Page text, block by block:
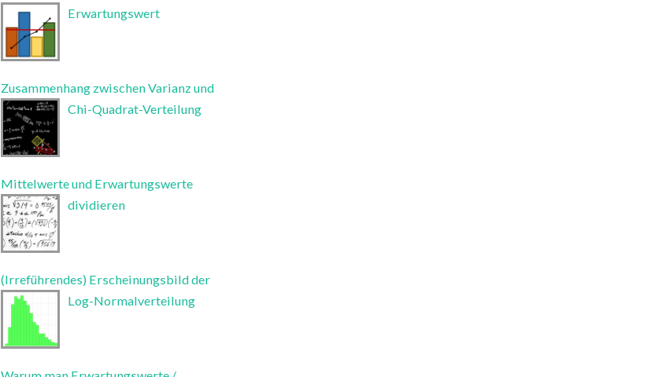
Erwartungswert
Zusammenhang zwischen Varianz und
Chi-Quadrat-Verteilung
Mittelwerte und Erwartungswerte
dividieren
(Irreführendes) Erscheinungsbild der
Log-Normalverteilung